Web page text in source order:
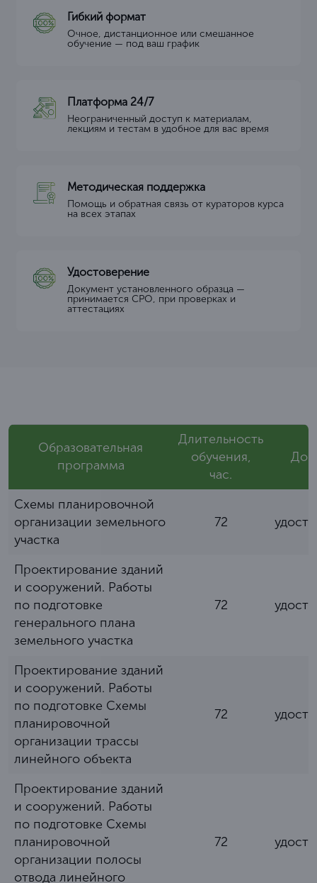
Гибкий формат
Очное, дистанционное или смешанное
обучение — под ваш график
Платформа 24/7
Неограниченный доступ к материалам,
лекциям и тестам в удобное для вас время
Методическая поддержка
Помощь и обратная связь от кураторов курса
на всех этапах
Удостоверение
Документ установленного образца —
принимается СРО, при проверках и
аттестациях
Образовательная
программа
Длительность
обучения,
час.
Схемы планировочной
организации земельного
участка
72
Проектирование зданий
и сооружений. Работы
по подготовке
генерального плана
земельного участка
72
Проектирование зданий
и сооружений. Работы
по подготовке Схемы
планировочной
организации трассы
линейного объекта
72
Проектирование зданий
и сооружений. Работы
по подготовке Схемы
планировочной
организации полосы
отвода линейного
72